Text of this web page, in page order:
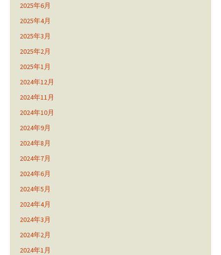
2025年6月
2025年4月
2025年3月
2025年2月
2025年1月
2024年12月
2024年11月
2024年10月
2024年9月
2024年8月
2024年7月
2024年6月
2024年5月
2024年4月
2024年3月
2024年2月
2024年1月